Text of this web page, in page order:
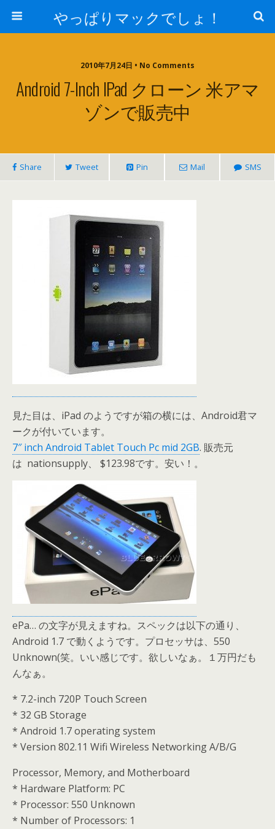
やっぱりマックでしょ！
2010年7月24日 • No Comments
Android 7-Inch IPad クローン 米アマ
ゾンで販売中
Share Tweet Pin Mail SMS
見た目は、iPad のようですが箱の横には、Android君マ
ークが付いています。
7″ inch Android Tablet Touch Pc mid 2GB. 販売元
は nationsupply、 $123.98です。安い！。
ePa… の文字が見えますね。スペックは以下の通り、
Android 1.7 で動くようです。プロセッサは、550
Unknown(笑。いい感じです。欲しいなぁ。１万円だも
んなぁ。
* 7.2-inch 720P Touch Screen
* 32 GB Storage
* Android 1.7 operating system
* Version 802.11 Wifi Wireless Networking A/B/G
Processor, Memory, and Motherboard
* Hardware Platform: PC
* Processor: 550 Unknown
* Number of Processors: 1